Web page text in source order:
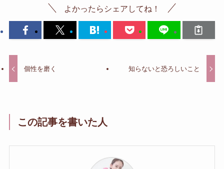
よかったらシェアしてね！
個性を磨く 知らないと恐ろしいこと
この記事を書いた人